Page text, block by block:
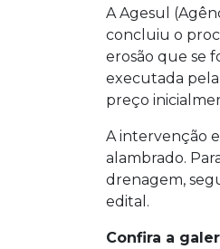
próxima ao
obra, com
drenagem.
importante
A Agesul
concluiu o
erosão que se
executada
preço
A intervenção
alambrado.
drenagem,
edital.
Confira a